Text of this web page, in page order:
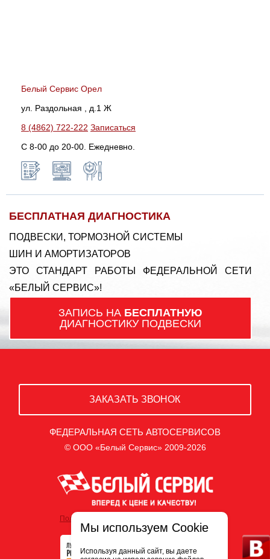
Белый Сервис Орел
ул. Раздольная , д.1 Ж
8 (4862) 722-222 Записаться
С 8-00 до 20-00. Ежедневно.
БЕСПЛАТНАЯ ДИАГНОСТИКА
ПОДВЕСКИ, ТОРМОЗНОЙ СИСТЕМЫ
ШИН И АМОРТИЗАТОРОВ
ЭТО СТАНДАРТ РАБОТЫ ФЕДЕРАЛЬНОЙ СЕТИ
«БЕЛЫЙ СЕРВИС»!
ЗАПИСЬ НА БЕСПЛАТНУЮ
ДИАГНОСТИКУ ПОДВЕСКИ
ЗАКАЗАТЬ ЗВОНОК
ФЕДЕРАЛЬНАЯ СЕТЬ АВТОСЕРВИСОВ
© ООО «Белый Сервис» 2009-2026
Политика обработки персональных данных
Мы используем Cookie
Используя данный сайт, вы даете